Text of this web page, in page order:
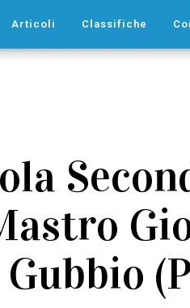
Articoli Classifiche
Gubbio